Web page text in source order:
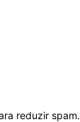
reduzir spam.